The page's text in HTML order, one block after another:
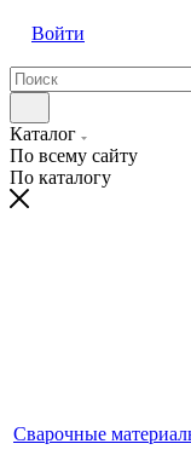
Войти
Каталог
По всему сайту
По каталогу
Сварочные